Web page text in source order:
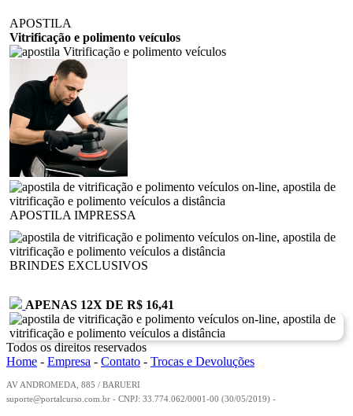
APOSTILA
Vitrificação e polimento veículos
APOSTILA IMPRESSA
BRINDES EXCLUSIVOS
APENAS 12X DE R$ 16,41
Todos os direitos reservados
Home - Empresa - Contato - Trocas e Devoluções
AV ANDROMEDA, 885 / BARUERI
suporte@portalcurso.com.br - CNPJ: 33.774.062/0001-00 (30/05/2019) -